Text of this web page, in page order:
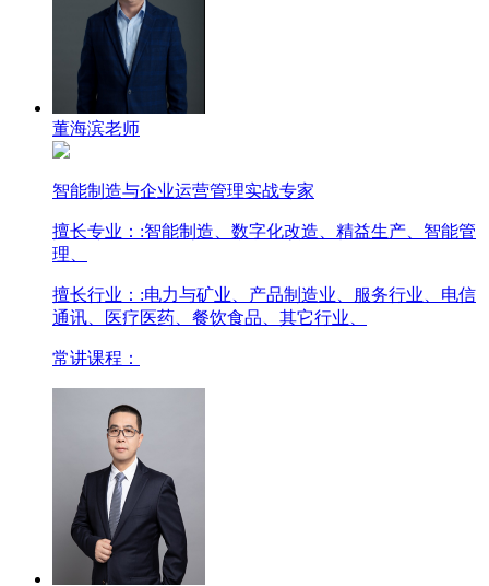
董海滨老师
智能制造与企业运营管理实战专家
擅长专业： :智能制造、数字化改造、精益生产、智能管
理、
擅长行业： :电力与矿业、产品制造业、服务行业、电信
通讯、医疗医药、餐饮食品、其它行业、
常讲课程：